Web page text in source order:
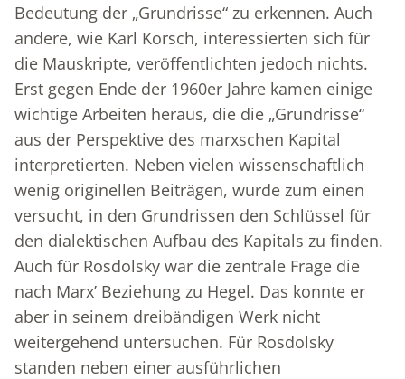
Bedeutung der „Grundrisse“ zu erkennen. Auch
andere, wie Karl Korsch, interessierten sich für
die Mauskripte, veröffentlichten jedoch nichts.
Erst gegen Ende der 1960er Jahre kamen einige
wichtige Arbeiten heraus, die die „Grundrisse“
aus der Perspektive des marxschen Kapital
interpretierten. Neben vielen wissenschaftlich
wenig originellen Beiträgen, wurde zum einen
versucht, in den Grundrissen den Schlüssel für
den dialektischen Aufbau des Kapitals zu finden.
Auch für Rosdolsky war die zentrale Frage die
nach Marx’ Beziehung zu Hegel. Das konnte er
aber in seinem dreibändigen Werk nicht
weitergehend untersuchen. Für Rosdolsky
standen neben einer ausführlichen